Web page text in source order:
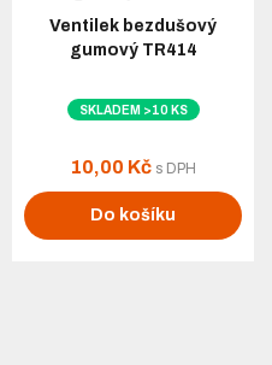
Ventilek bezdušový
gumový TR414
SKLADEM >10 KS
10,00 Kč s DPH
Do košíku